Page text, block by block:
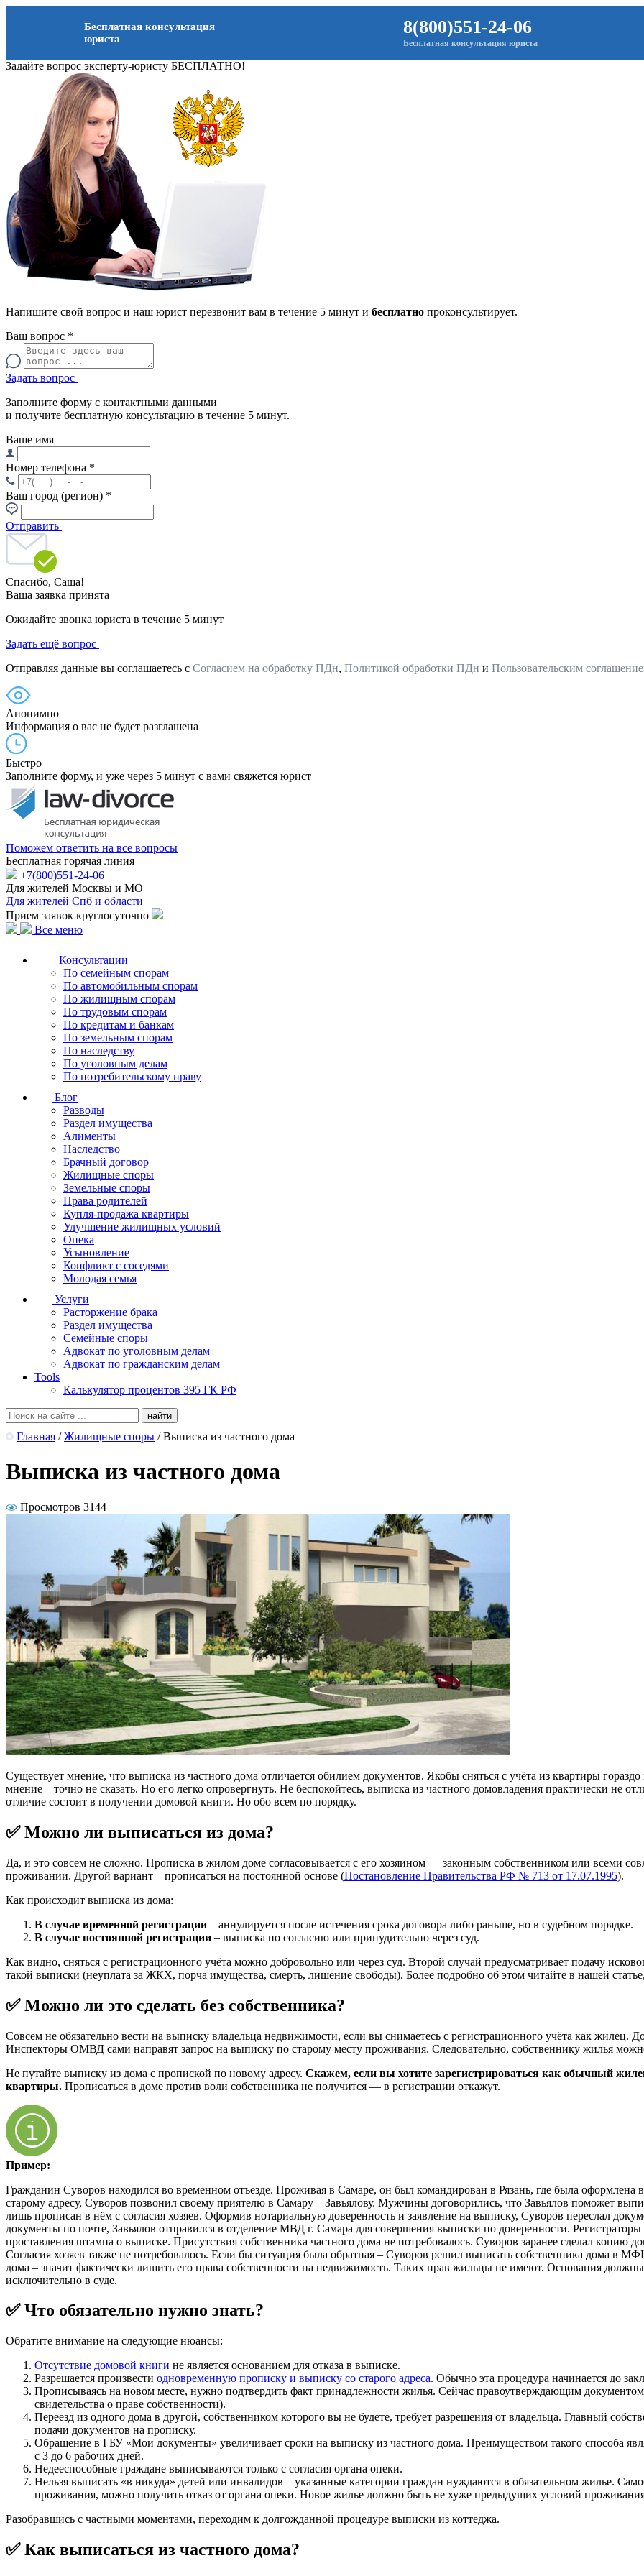
Бесплатная консультация
юриста
8(800)551-24-06
Бесплатная консультация юриста
Задайте вопрос эксперту-юристу БЕСПЛАТНО!
Напишите свой вопрос и наш юрист перезвонит вам в течение 5 минут и бесплатно проконсультирует.
Ваш вопрос *
Задать вопрос
Заполните форму с контактными данными
и получите бесплатную консультацию в течение 5 минут.
Ваше имя
Номер телефона *
Ваш город (регион) *
Отправить
Спасибо, Саша!
Ваша заявка принята
Ожидайте звонка юриста в течение 5 минут
Задать ещё вопрос
Отправляя данные вы соглашаетесь с Согласием на обработку ПДн, Политикой обработки ПДн и Пользовательским
Анонимно
Информация о вас не будет разглашена
Быстро
Заполните форму, и уже через 5 минут с вами свяжется юрист
Поможем ответить на все вопросы
Бесплатная горячая линия
+7(800)551-24-06
Для жителей Москвы и МО
Для жителей Спб и области
Прием заявок круглосуточно
Все меню
Консультации
По семейным спорам
По автомобильным спорам
По жилищным спорам
По трудовым спорам
По кредитам и банкам
По земельным спорам
По наследству
По уголовным делам
По потребительскому праву
Блог
Разводы
Раздел имущества
Алименты
Наследство
Брачный договор
Жилищные споры
Земельные споры
Права родителей
Купля-продажа квартиры
Улучшение жилищных условий
Опека
Усыновление
Конфликт с соседями
Молодая семья
Услуги
Расторжение брака
Раздел имущества
Семейные споры
Адвокат по уголовным делам
Адвокат по гражданским делам
Tools
Калькулятор процентов 395 ГК РФ
Главная / Жилищные споры / Выписка из частного дома
Выписка из частного дома
Просмотров 3144
Существует мнение, что выписка из частного дома отличается обилием документов. Якобы сняться с учёта из квартиры
мнение – точно не сказать. Но его легко опровергнуть. Не беспокойтесь, выписка из частного домовладения практически не
отличие состоит в получении домовой книги. Но обо всем по порядку.
✅ Можно ли выписаться из дома?
Да, и это совсем не сложно. Прописка в жилом доме согласовывается с его хозяином — законным собственником или всеми
проживании. Другой вариант – прописаться на постоянной основе (Постановление Правительства РФ № 713 от 17.07.1995).
Как происходит выписка из дома:
В случае временной регистрации – аннулируется после истечения срока договора либо раньше, но в судебном порядке.
В случае постоянной регистрации – выписка по согласию или принудительно через суд.
Как видно, сняться с регистрационного учёта можно добровольно или через суд. Второй случай предусматривает подачу
такой выписки (неуплата за ЖКХ, порча имущества, смерть, лишение свободы). Более подробно об этом читайте в нашей
✅ Можно ли это сделать без собственника?
Совсем не обязательно вести на выписку владельца недвижимости, если вы снимаетесь с регистрационного учёта как жилец.
Инспекторы ОМВД сами направят запрос на выписку по старому месту проживания. Следовательно, собственнику жилья
Не путайте выписку из дома с пропиской по новому адресу. Скажем, если вы хотите зарегистрироваться как обычный
квартиры. Прописаться в доме против воли собственника не получится — в регистрации откажут.
Пример:
Гражданин Суворов находился во временном отъезде. Проживая в Самаре, он был командирован в Рязань, где была оформлена
старому адресу, Суворов позвонил своему приятелю в Самару – Завьялову. Мужчины договорились, что Завьялов поможет
лишь прописан в нём с согласия хозяев. Оформив нотариальную доверенность и заявление на выписку, Суворов переслал
документы по почте, Завьялов отправился в отделение МВД г. Самара для совершения выписки по доверенности.
проставления штампа о выписке. Присутствия собственника частного дома не потребовалось. Суворов заранее сделал копию
Согласия хозяев также не потребовалось. Если бы ситуация была обратная – Суворов решил выписать собственника дома в
дома – значит фактически лишить его права собственности на недвижимость. Таких прав жильцы не имеют. Основания
исключительно в суде.
✅ Что обязательно нужно знать?
Обратите внимание на следующие нюансы:
Отсутствие домовой книги не является основанием для отказа в выписке.
Разрешается произвести одновременную прописку и выписку со старого адреса. Обычно эта процедура начинается до
Прописываясь на новом месте, нужно подтвердить факт принадлежности жилья. Сейчас правоутверждающим
свидетельства о праве собственности).
Переезд из одного дома в другой, собственником которого вы не будете, требует разрешения от владельца. Главный
подачи документов на прописку.
Обращение в ГБУ «Мои документы» увеличивает сроки на выписку из частного дома. Преимуществом такого способа
с 3 до 6 рабочих дней.
Недееспособные граждане выписываются только с согласия органа опеки.
Нельзя выписать «в никуда» детей или инвалидов – указанные категории граждан нуждаются в обязательном жилье.
проживания, можно получить отказ от органа опеки. Новое жилье должно быть не хуже предыдущих условий
Разобравшись с частными моментами, переходим к долгожданной процедуре выписки из коттеджа.
✅ Как выписаться из частного дома?